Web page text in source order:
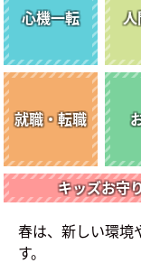
心機一転 人
就職・転職
キッズお守
春は、新しい環境
す。